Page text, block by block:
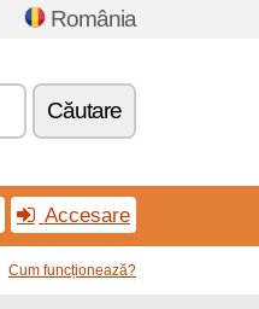
România
Căutare
Accesare
Cum funcționează?